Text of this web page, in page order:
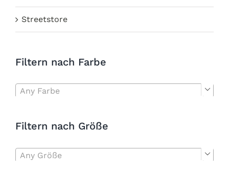
Streetstore
Filtern nach Farbe
Any Farbe 
Filtern nach Größe
Any Größe 